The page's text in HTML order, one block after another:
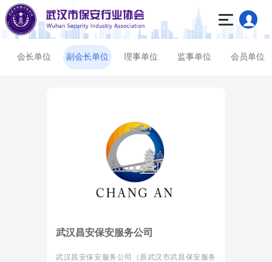
会长单位 副会长单位 理事单位 监事单位 会员单位
武汉昌安保安服务公司
武汉昌安保安服务公司（原武汉市武昌保安服务